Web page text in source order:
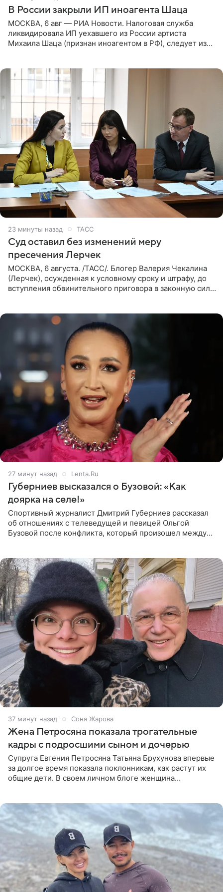
В России закрыли ИП иноагента Шаца
МОСКВА, 6 авг — РИА Новости. Налоговая служба
ликвидировала ИП уехавшего из России артиста
Михаила Шаца (признан иноагентом в РФ), следует из
23 минуты назад ТАСС
Суд оставил без изменений меру
пресечения Лерчек
МОСКВА, 6 августа. /ТАСС/. Блогер Валерия Чекалина
(Лерчек), осужденная к условному сроку и штрафу, до
вступления обвинительного приговора в законную силу
27 минут назад Lenta.Ru
Губерниев высказался о Бузовой: «Как
доярка на селе!»
Спортивный журналист Дмитрий Губерниев рассказал
об отношениях с телеведущей и певицей Ольгой
Бузовой после конфликта, который произошел между
37 минут назад Соня Жарова
Жена Петросяна показала трогательные
кадры с подросшими сыном и дочерью
Супруга Евгения Петросяна Татьяна Брухунова впервые
за долгое время показала поклонникам, как растут их
общие дети. В своем личном блоге женщина